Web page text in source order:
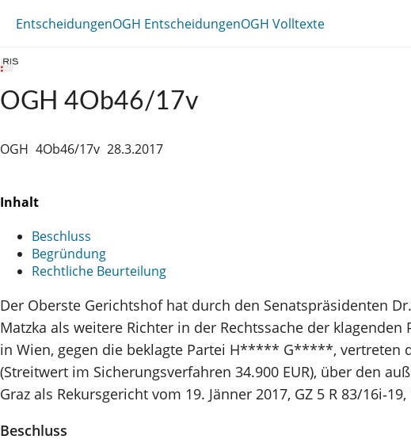
EntscheidungenOGH EntscheidungenOGH Volltexte
OGH 4Ob46/17v
OGH 4Ob46/17v 28.3.2017
Inhalt
Beschluss
Begründung
Rechtliche Beurteilung
Der Oberste Gerichtshof hat durch den Senatspräsidenten
Matzka als weitere Richter in der Rechtssache der
in Wien, gegen die beklagte Partei H***** G*****, vertreten
(Streitwert im Sicherungsverfahren 34.900 EUR), über den
Graz als Rekursgericht vom 19. Jänner 2017, GZ 5 R 83/
Beschluss